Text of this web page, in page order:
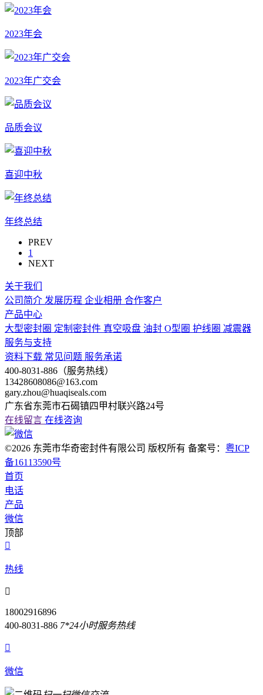
2023年会
2023年广交会
品质会议
喜迎中秋
年终总结
PREV
1
NEXT
关于我们
公司简介 发展历程 企业相册 合作客户
产品中心
大型密封圈 定制密封件 真空吸盘 油封 O型圈 护线圈 减震器
服务与支持
资料下载 常见问题 服务承诺
400-8031-886（服务热线）
13428608086@163.com
gary.zhou@huaqiseals.com
广东省东莞市石碣镇四甲村联兴路24号
在线留言 在线咨询
©2026 东莞市华奇密封件有限公司 版权所有 备案号： 粤ICP
备16113590号
首页
电话
产品
微信
顶部

热线

18002916896
400-8031-886 7*24小时服务热线

微信